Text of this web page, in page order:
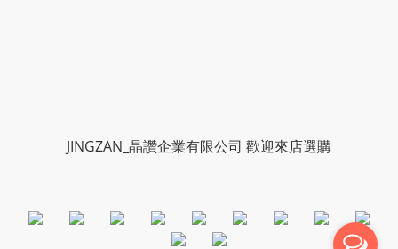
JINGZAN_晶讚企業有限公司 歡迎來店選購